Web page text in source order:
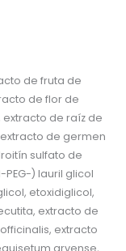
de fruta de
de flor de
de raíz de
de germen
sulfato de
) lauril glicol
etoxidiglicol,
extracto de
extracto